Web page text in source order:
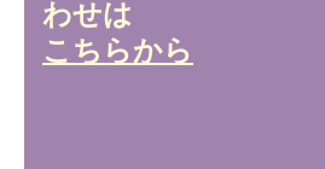
わせは
こちらから